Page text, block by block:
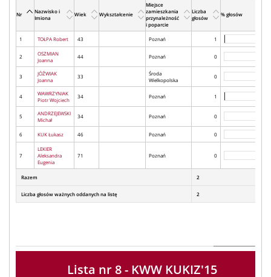
Nr
Nazwisko i
Imiona
Wiek Wykształcenie
Miejsce
zamieszkania
przynależność
i poparcie
Liczba
głosów
% głosów
1 TOŁPA Robert 43 Poznań 1
2
OSZMIAN
Joanna
44 Poznań 0
3
JÓŹWIAK
Joanna
33
Środa
Wielkopolska
0
4
WAWRZYNIAK
Piotr Wojciech
34 Poznań 1
5
ANDRZEJEWSKI
Michał
34 Poznań 0
6 KUK Łukasz 46 Poznań 0
7
LEKIER
Aleksandra
Eugenia
71 Poznań 0
Razem 2
Liczba głosów ważnych oddanych na listę 2
Lista nr 8 - KWW KUKIZ'15